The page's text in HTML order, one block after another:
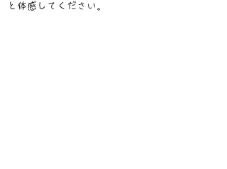
と体感してください。